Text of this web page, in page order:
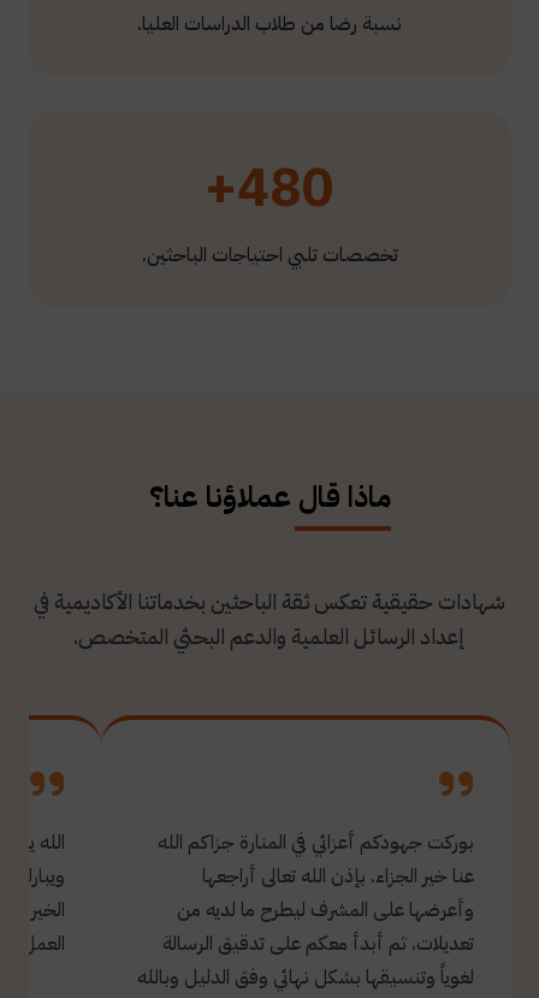
نسبة رضا من طلاب الدراسات العليا.
480+
تخصصات تلبي احتياجات الباحثين.
ماذا قال عملاؤنا عنا؟
شهادات حقيقية تعكس ثقة الباحثين بخدماتنا الأكاديمية في
إعداد الرسائل العلمية والدعم البحثي المتخصص.
بوركت جهودكم أعزائي في المنارة جزاكم الله
عنا خير الجزاء. بإذن الله تعالى أراجعها
وأعرضها على المشرف ليطرح ما لديه من
تعديلات. ثم أبدأ معكم على تدقيق الرسالة
لغوياً وتنسيقها بشكل نهائي وفق الدليل وبالله
الله
العمل.